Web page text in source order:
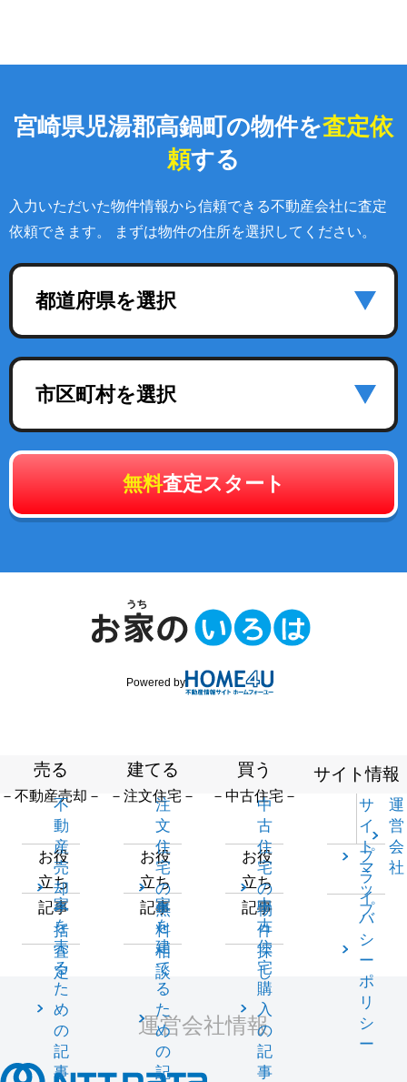
宮崎県児湯郡高鍋町の物件を査定依
頼する
入力いただいた物件情報から信頼できる不動産会社に査定
依頼できます。 まずは物件の住所を選択してください。
都道府県を選択
市区町村を選択
無料査定スタート
Powered by
売る
－不動産売却－
不
動
産
売
却
一
括
査
定
お役
立ち
記事
家
を
売
る
た
め
の
記
事
建てる
－注文住宅－
注
文
住
宅
の
無
料
相
談
お役
立ち
記事
家
を
建
て
る
た
め
の
記
買う
－中古住宅－
中
古
住
宅
の
物
件
探
し
お役
立ち
記事
中
古
住
宅
購
入
の
記
事
サイト情報
サ
イ
ト
マ
ッ
プ
運
営
会
社
プ
ラ
イ
バ
シ
ー
ポ
リ
シ
ー
運営会社情報